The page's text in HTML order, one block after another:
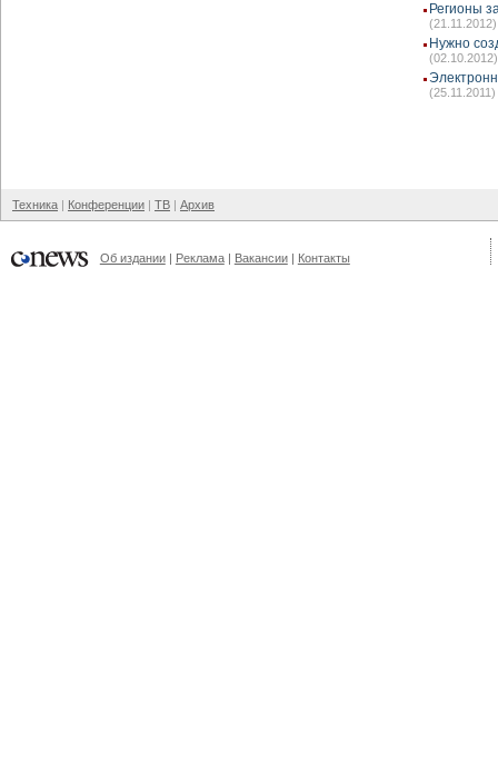
Регионы
(21.11.2012)
Нужно
(02.10.2012)
(25.11.2011)
Техника Конференции ТВ Архив
Об издании Реклама Вакансии Контакты